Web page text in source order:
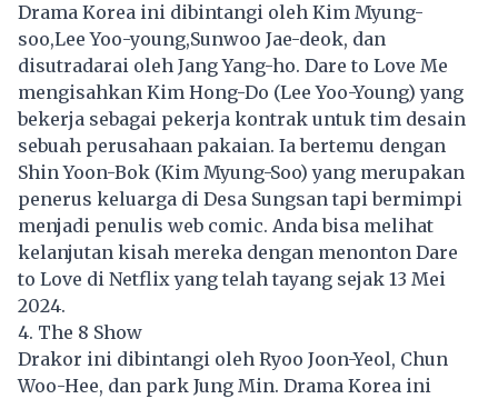
Drama Korea ini dibintangi oleh Kim Myung-
soo,Lee Yoo-young,Sunwoo Jae-deok, dan
disutradarai oleh Jang Yang-ho. Dare to Love Me
mengisahkan Kim Hong-Do (Lee Yoo-Young) yang
bekerja sebagai pekerja kontrak untuk tim desain
sebuah perusahaan pakaian. Ia bertemu dengan
Shin Yoon-Bok (Kim Myung-Soo) yang merupakan
penerus keluarga di Desa Sungsan tapi bermimpi
menjadi penulis web comic. Anda bisa melihat
kelanjutan kisah mereka dengan menonton Dare
to Love di Netflix yang telah tayang sejak 13 Mei
2024.
4. The 8 Show
Drakor ini dibintangi oleh Ryoo Joon-Yeol, Chun
Woo-Hee, dan park Jung Min. Drama Korea ini